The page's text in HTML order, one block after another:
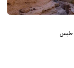
طبس